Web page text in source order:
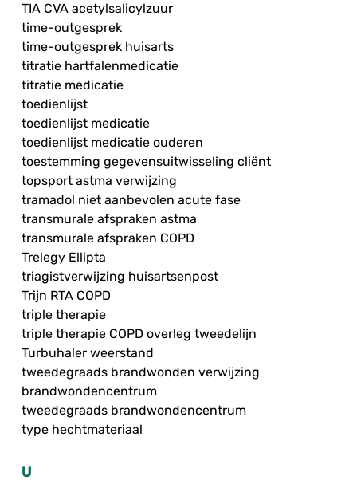
TIA CVA acetylsalicylzuur
time-outgesprek
time-outgesprek huisarts
titratie hartfalenmedicatie
titratie medicatie
toedienlijst
toedienlijst medicatie
toedienlijst medicatie ouderen
toestemming gegevensuitwisseling cliënt
topsport astma verwijzing
tramadol niet aanbevolen acute fase
transmurale afspraken astma
transmurale afspraken COPD
Trelegy Ellipta
triagistverwijzing huisartsenpost
Trijn RTA COPD
triple therapie
triple therapie COPD overleg tweedelijn
Turbuhaler weerstand
tweedegraads brandwonden verwijzing
brandwondencentrum
tweedegraads brandwondencentrum
type hechtmateriaal
U